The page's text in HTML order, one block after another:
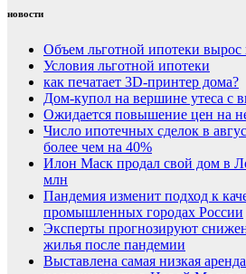
новости
Объем льготной ипотеки вырос
Условия льготной ипотеки
как печатает 3D-принтер дома?
Дом-купол на вершине утеса с
Ожидается повышение цен на
Число ипотечных сделок в
более чем на 40%
Илон Маск продал свой дом в
млн
Пандемия изменит подход к
промышленных городах России
Эксперты прогнозируют
жилья после пандемии
Выставлена самая низкая